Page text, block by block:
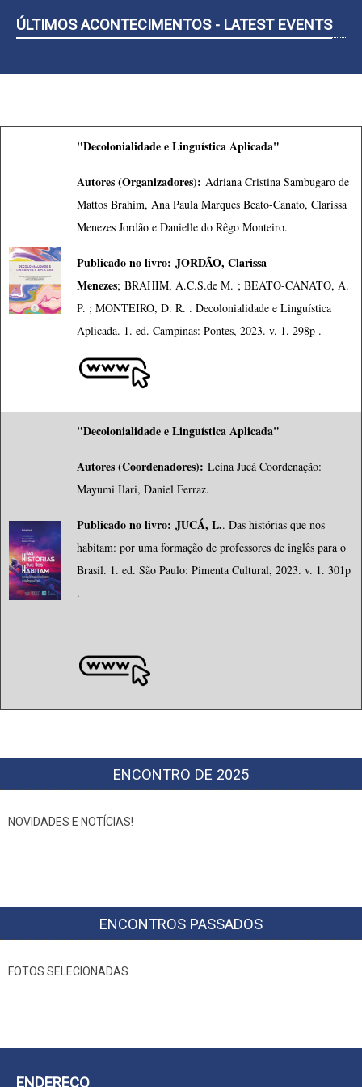
ÚLTIMOS ACONTECIMENTOS - LATEST EVENTS
"Decolonialidade e Linguística Aplicada"
Autores (Organizadores): Adriana Cristina Sambugaro de
Mattos Brahim, Ana Paula Marques Beato-Canato, Clarissa
Menezes Jordão e Danielle do Rêgo Monteiro.
Publicado no livro: JORDÃO, Clarissa
Menezes; BRAHIM, A.C.S.de M. ; BEATO-CANATO, A.
P. ; MONTEIRO, D. R. . Decolonialidade e Linguística
Aplicada. 1. ed. Campinas: Pontes, 2023. v. 1. 298p .
"Decolonialidade e Linguística Aplicada"
Autores (Coordenadores): Leina Jucá Coordenação:
Mayumi Ilari, Daniel Ferraz.
Publicado no livro: JUCÁ, L.. Das histórias que nos
habitam: por uma formação de professores de inglês para o
Brasil. 1. ed. São Paulo: Pimenta Cultural, 2023. v. 1. 301p
.
ENCONTRO DE 2025
NOVIDADES E NOTÍCIAS!
ENCONTROS PASSADOS
FOTOS SELECIONADAS
ENDEREÇO